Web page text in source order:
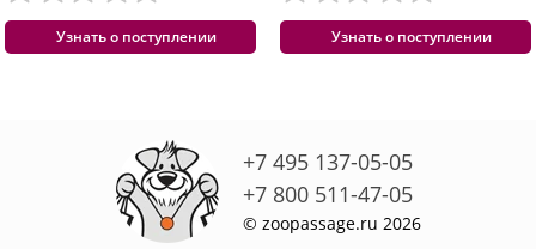
Узнать о поступлении Узнать о поступлении
+7 495 137-05-05
+7 800 511-47-05
© zoopassage.ru 2026